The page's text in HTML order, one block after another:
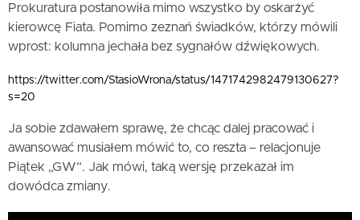
Prokuratura postanowiła mimo wszystko by oskarżyć
kierowcę Fiata. Pomimo zeznań świadków, którzy mówili
wprost: kolumna jechała bez sygnałów dźwiękowych.
https://twitter.com/StasioWrona/status/1471742982479130627?
s=20
Ja sobie zdawałem sprawę, że chcąc dalej pracować i
awansować musiałem mówić to, co reszta – relacjonuje
Piątek „GW”. Jak mówi, taką wersję przekazał im
dowódca zmiany.